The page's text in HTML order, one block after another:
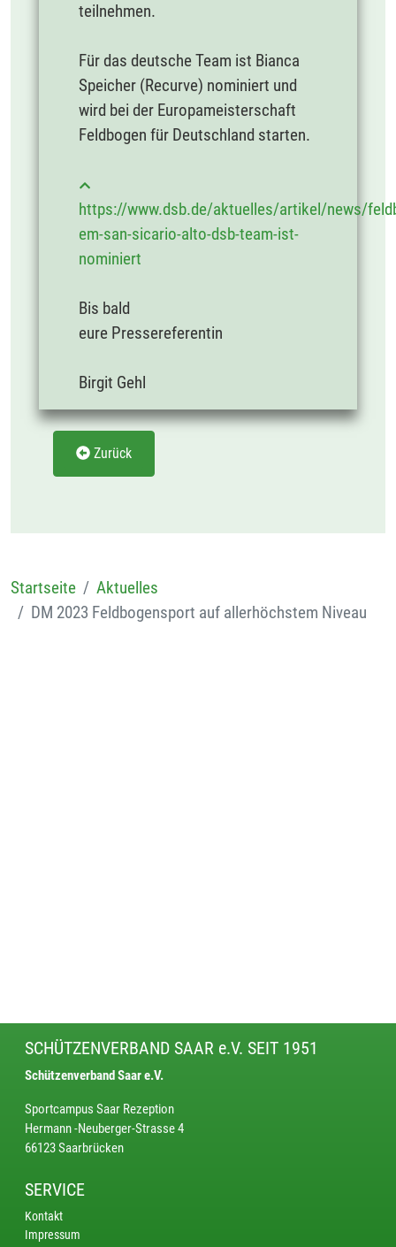
teilnehmen.
Für das deutsche Team ist Bianca
Speicher (Recurve) nominiert und
wird bei der Europameisterschaft
Feldbogen für Deutschland starten.
https://www.dsb.de/aktuelles/artikel/news/
em-san-sicario-alto-dsb-team-ist-
nominiert
Bis bald
eure Pressereferentin
Birgit Gehl
Zurück
Startseite
Aktuelles
DM 2023 Feldbogensport auf allerhöchstem Niveau
SCHÜTZENVERBAND SAAR e.V. SEIT 1951
Schützenverband Saar e.V.
Sportcampus Saar Rezeption
Hermann -Neuberger-Strasse 4
66123 Saarbrücken
SERVICE
Kontakt
Impressum